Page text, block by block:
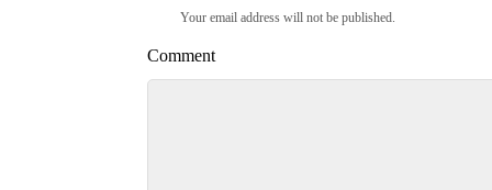
Your email address will not be published.
Comment